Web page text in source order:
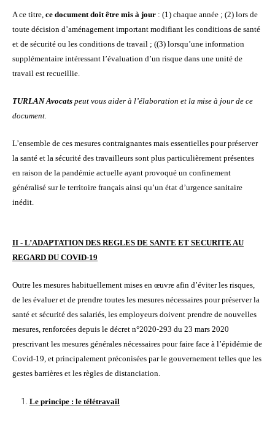
A ce titre, ce document doit être mis à jour : (1) chaque année ; (2) lors de
toute décision d’aménagement important modifiant les conditions de santé
et de sécurité ou les conditions de travail ; ((3) lorsqu’une information
supplémentaire intéressant l’évaluation d’un risque dans une unité de
travail est recueillie.
TURLAN Avocats peut vous aider à l’élaboration et la mise à jour de ce
document.
L’ensemble de ces mesures contraignantes mais essentielles pour préserver
la santé et la sécurité des travailleurs sont plus particulièrement présentes
en raison de la pandémie actuelle ayant provoqué un confinement
généralisé sur le territoire français ainsi qu’un état d’urgence sanitaire
inédit.
II - L’ADAPTATION DES REGLES DE SANTE ET SECURITE AU
REGARD DU COVID-19
Outre les mesures habituellement mises en œuvre afin d’éviter les risques,
de les évaluer et de prendre toutes les mesures nécessaires pour préserver la
santé et sécurité des salariés, les employeurs doivent prendre de nouvelles
mesures, renforcées depuis le décret n°2020-293 du 23 mars 2020
prescrivant les mesures générales nécessaires pour faire face à l’épidémie de
Covid-19, et principalement préconisées par le gouvernement telles que les
gestes barrières et les règles de distanciation.
Le principe : le télétravail